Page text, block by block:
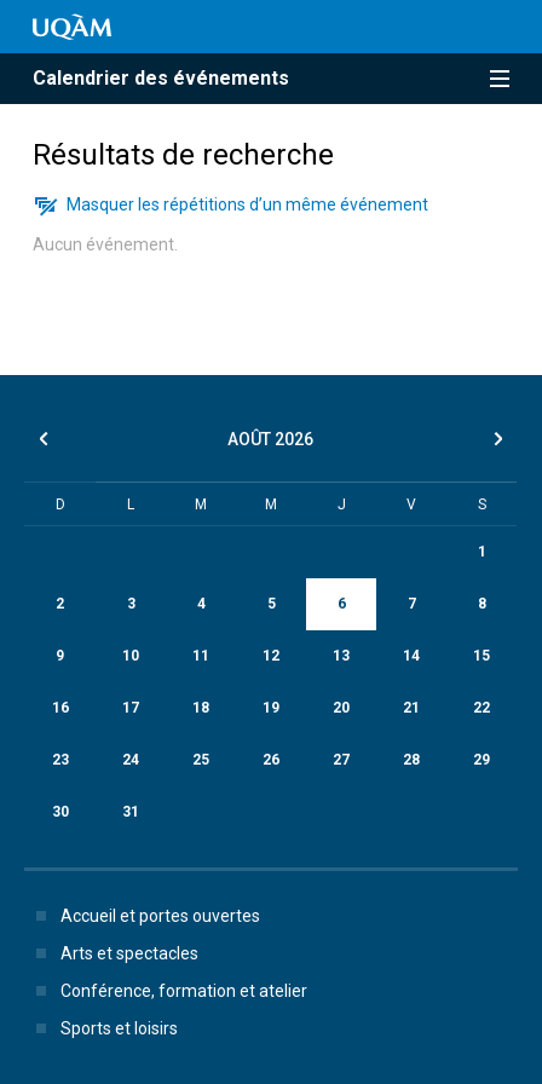
Calendrier des événements
Résultats de recherche
Masquer les répétitions d’un même événement
Aucun événement.
AOÛT 2026
D L M M J V S
1
2 3 4 5 6 7 8
9 10 11 12 13 14 15
16 17 18 19 20 21 22
23 24 25 26 27 28 29
30 31
Accueil et portes ouvertes
Arts et spectacles
Conférence, formation et atelier
Sports et loisirs